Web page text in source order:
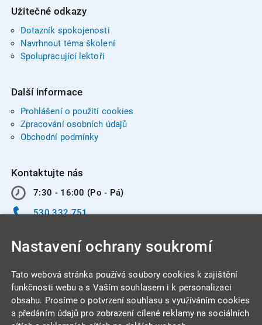
Užitečné odkazy
Dotazník spokojenosti
Navrhnout téma školení
Spolupracující lektoři
Další informace
Prohlášení o použití cookies
Zpracování osobních údajů
Obchodní podmínky
Kontaktujte nás
7:30 - 16:00 (Po - Pá)
530 332 751
INTEGRA CENTRUM s.r.o.
Nastavení ochrany soukromí
Tato webová stránka používá soubory cookies k zajištění
funkčnosti webu a s Vaším souhlasem i k personalizaci
obsahu. Prosíme o potvrzení souhlasu s využíváním cookies
a předáním údajů pro zobrazení cílené reklamy na sociálních